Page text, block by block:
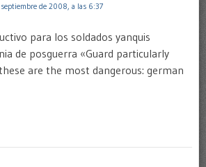
de 2008, a las 6:37
para los soldados yanquis
de posguerra «Guard particularly
are the most dangerous: german